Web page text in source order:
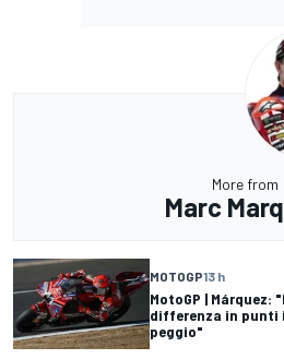
More from
Marc
MOTOGP13 h
MotoGP | Márquez:
differenza in punti
peggio"